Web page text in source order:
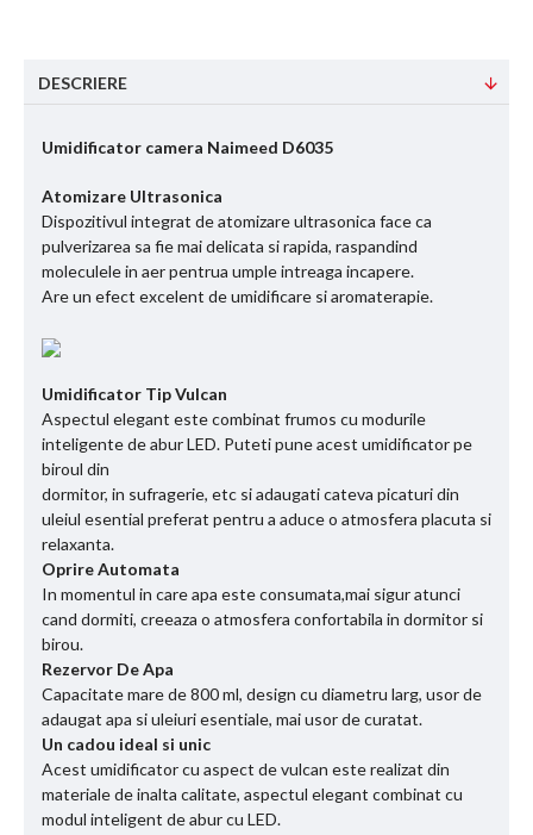
DESCRIERE
Umidificator camera Naimeed D6035
Atomizare Ultrasonica
Dispozitivul integrat de atomizare ultrasonica face ca
pulverizarea sa fie mai delicata si rapida, raspandind
moleculele in aer pentrua umple intreaga incapere.
Are un efect excelent de umidificare si aromaterapie.
Umidificator Tip Vulcan
Aspectul elegant este combinat frumos cu modurile
inteligente de abur LED. Puteti pune acest umidificator pe
biroul din
dormitor, in sufragerie, etc si adaugati cateva picaturi din
uleiul esential preferat pentru a aduce o atmosfera placuta si
relaxanta.
Oprire Automata
In momentul in care apa este consumata,mai sigur atunci
cand dormiti, creeaza o atmosfera confortabila in dormitor si
birou.
Rezervor De Apa
Capacitate mare de 800 ml, design cu diametru larg, usor de
adaugat apa si uleiuri esentiale, mai usor de curatat.
Un cadou ideal si unic
Acest umidificator cu aspect de vulcan este realizat din
materiale de inalta calitate, aspectul elegant combinat cu
modul inteligent de abur cu LED.